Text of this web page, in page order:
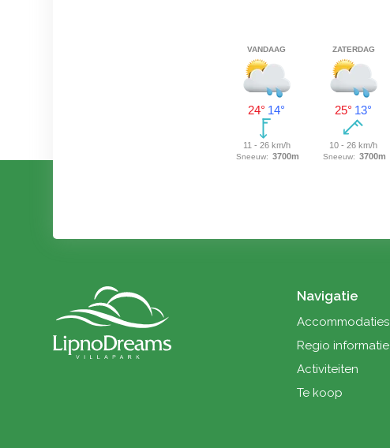
Er zijn nog diverse woningen beschikbaar in de
populaire maand februari. Boek snel om nog dit
Navigatie
Accommodaties
Regio informatie
Activiteiten
Te koop